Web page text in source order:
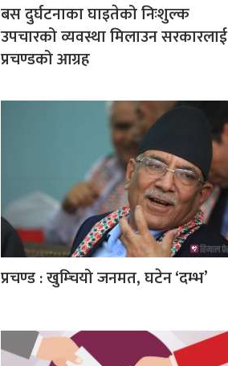
बस दुर्घटनाका घाइतेको निःशुल्क
उपचारको व्यवस्था मिलाउन सरकारलाई
प्रचण्डको आग्रह
प्रचण्ड : खुम्चियो जनमत, घटेन ‘दम्भ’